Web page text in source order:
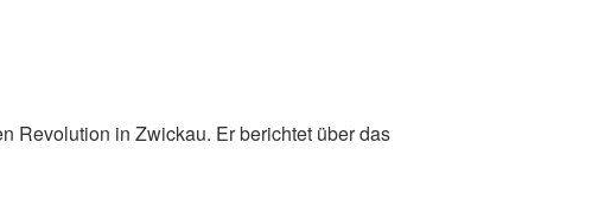
Revolution in Zwickau. Er berichtet über das